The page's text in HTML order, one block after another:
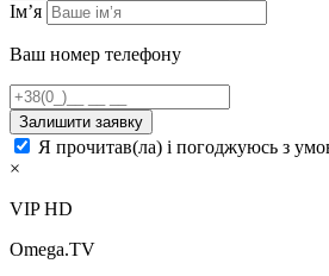
Ім’я
Ваш номер телефону
Залишити заявку
Я прочитав(ла) і погоджуюсь з
×
VIP HD
Omega.TV